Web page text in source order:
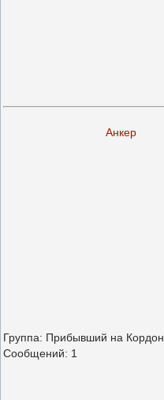
Анкер
Группа: Прибывший на Кордон
Сообщений: 1